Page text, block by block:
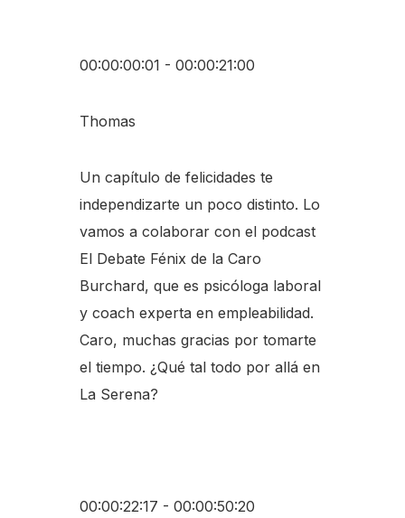
00:00:00:01 - 00:00:21:00
Thomas
Un capítulo de felicidades te
independizarte un poco distinto. Lo
vamos a colaborar con el podcast
El Debate Fénix de la Caro
Burchard, que es psicóloga laboral
y coach experta en empleabilidad.
Caro, muchas gracias por tomarte
el tiempo. ¿Qué tal todo por allá en
La Serena?
00:00:22:17 - 00:00:50:20